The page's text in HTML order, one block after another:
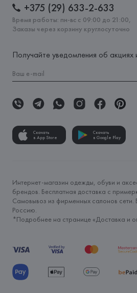
+375 (29) 633-2-633
Время работы: пн-вс с 09:00 до 21:00,
Заказы через корзину круглосуточно
Получайте уведомления об акциях
Скачать
в App Store
Скачать
в Google Play
Интернет-магазин одежды, обуви и
брендов. Бесплатная доставка с
Самовывоз из фирменных салонов сети.
Россию.
*Подробнее на странице «Доставка и